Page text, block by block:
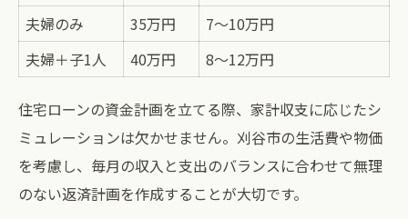
夫婦のみ
35万円
7〜10万円
夫婦＋子1人
40万円 8〜12万円
住宅ローンの資金計画を立てる際、家計収支に応じたシ
ミュレーションは欠かせません。刈谷市の生活費や物価
を考慮し、毎月の収入と支出のバランスに合わせて無理
のない返済計画を作成することが大切です。